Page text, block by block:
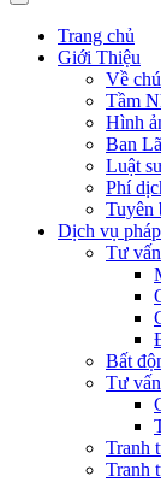
Trang chủ
Giới Thiệu
Về
Tầm
Hình
Ban
Luật
Phí
Tuyên
Dịch vụ
Tư
Bất
Tư
Tranh
Tranh